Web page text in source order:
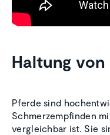
Haltung von
Pferde sind
Schmerzempfinden
vergleichbar ist. Sie